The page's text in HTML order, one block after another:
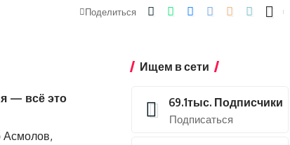
Поделиться
— всё это
Асмолов,
Ищем в сети
69.1тыс. Подписчики
Подписаться